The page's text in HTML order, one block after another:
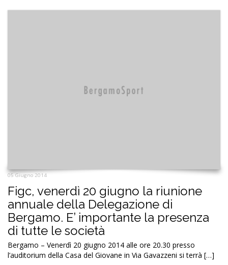
05 Giugno 2014
Figc, venerdì 20 giugno la riunione
annuale della Delegazione di
Bergamo. E’ importante la presenza
di tutte le società
Bergamo – Venerdì 20 giugno 2014 alle ore 20.30 presso
l’auditorium della Casa del Giovane in Via Gavazzeni si terrà […]